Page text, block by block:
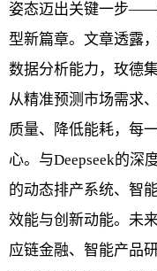
姿态迈出关键一步——
型新篇章。文章透露
数据分析能力，玫德
从精准预测市场需求
质量、降低能耗，每
心。与Deepseek的深
的动态排产系统、智
效能与创新动能。未
应链金融、智能产品